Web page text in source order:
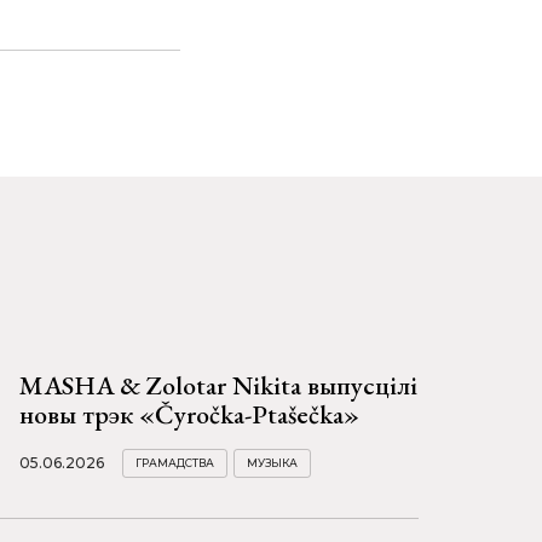
MASHA & Zolotar Nikita выпусцілі
новы трэк «Čyročka-Ptašečka»
05.06.2026 ГРАМАДСТВА МУЗЫКА